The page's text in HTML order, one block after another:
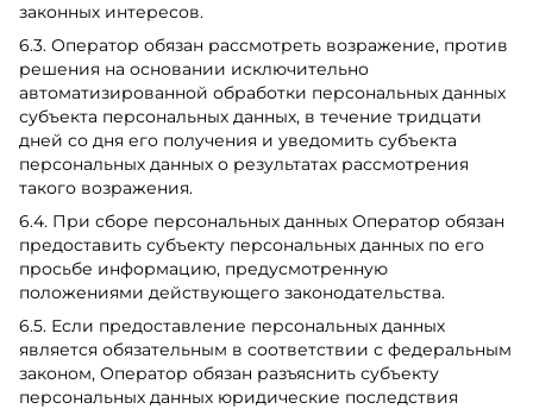
законных интересов.
6.3. Оператор обязан рассмотреть возражение, против
решения на основании исключительно
автоматизированной обработки персональных данных
субъекта персональных данных, в течение тридцати
дней со дня его получения и уведомить субъекта
персональных данных о результатах рассмотрения
такого возражения.
6.4. При сборе персональных данных Оператор обязан
предоставить субъекту персональных данных по его
просьбе информацию, предусмотренную
положениями действующего законодательства.
6.5. Если предоставление персональных данных
является обязательным в соответствии с федеральным
законом, Оператор обязан разъяснить субъекту
персональных данных юридические последствия